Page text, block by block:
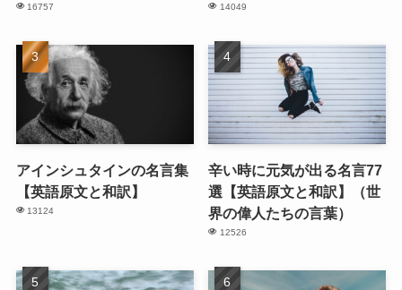
16757 14049
アインシュタインの名言集
【英語原文と和訳】
13124
辛い時に元気が出る名言77
選【英語原文と和訳】（世
界の偉人たちの言葉）
12526